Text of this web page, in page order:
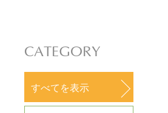
CATEGORY
すべてを表示